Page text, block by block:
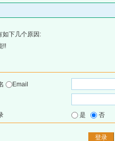
如下几个原因:
!!
Email
是 否